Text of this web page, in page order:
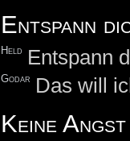
Entspann
Held Entspann
Godar Das will
Keine Angst